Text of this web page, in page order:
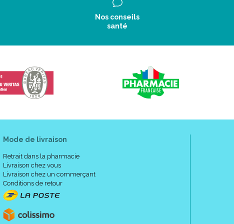
Nos conseils
santé
Mode de livraison
Retrait dans la pharmacie
Livraison chez vous
Livraison chez un commerçant
Conditions de retour